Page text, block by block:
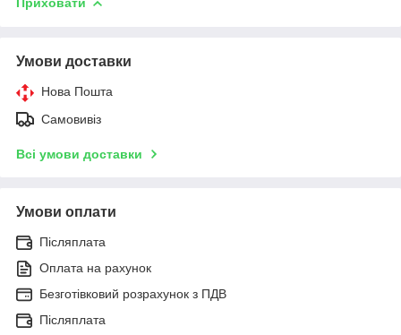
Умови доставки
Нова Пошта
Самовивіз
Всі умови доставки
Умови оплати
Післяплата
Оплата на рахунок
Безготівковий розрахунок з ПДВ
Післяплата